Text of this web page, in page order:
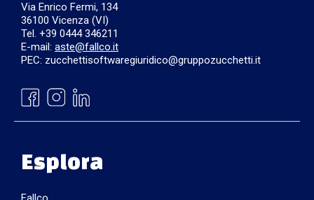
Via Enrico Fermi, 134
36100 Vicenza (VI)
Tel. +39 0444 346211
E-mail: aste@fallco.it
PEC: zucchettisoftwaregiuridico@gruppozucchetti.it
Esplora